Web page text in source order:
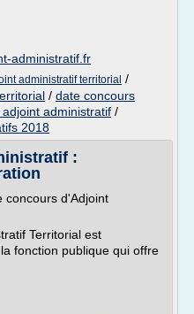
administratif.fr
administratif territorial /
/ date concours
administratif /
2018
:
concours d'Adjoint
Territorial est
fonction publique qui offre